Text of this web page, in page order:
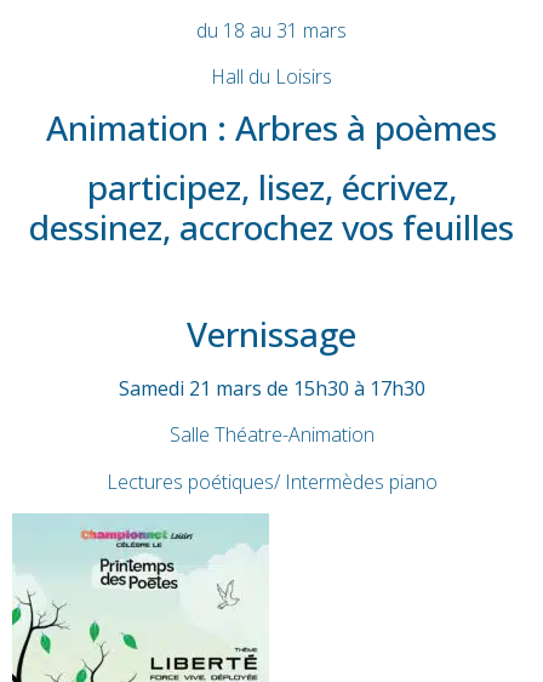
du 18 au 31 mars
Hall du Loisirs
Animation : Arbres à poèmes
participez, lisez, écrivez,
dessinez, accrochez vos feuilles
Vernissage
Samedi 21 mars de 15h30 à 17h30
Salle Théatre-Animation
Lectures poétiques/ Intermèdes piano